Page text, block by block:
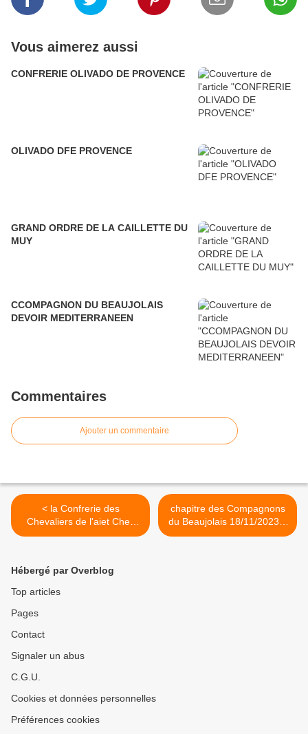
Vous aimerez aussi
CONFRERIE OLIVADO DE PROVENCE
OLIVADO DFE PROVENCE
GRAND ORDRE DE LA CAILLETTE DU
MUY
CCOMPAGNON DU BEAUJOLAIS
DEVOIR MEDITERRANEEN
Commentaires
Ajouter un commentaire
< la Confrerie des
Chevaliers de l'aiet Chez
les manges tripes d'ALES
chapitre des Compagnons
du Beaujolais 18/11/2023 à
PIERREFEU >
Hébergé par Overblog
Top articles
Pages
Contact
Signaler un abus
C.G.U.
Cookies et données personnelles
Préférences cookies